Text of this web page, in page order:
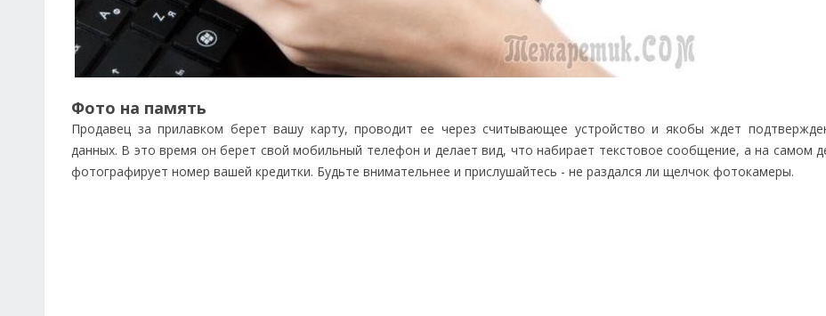
Фото на память
Продавец за прилавком берет вашу карту, проводит ее через считывающее устройство и якобы ждет
данных. В это время он берет свой мобильный телефон и делает вид, что набирает текстовое сообщение, а на самом
фотографирует номер вашей кредитки. Будьте внимательнее и прислушайтесь - не раздался ли щелчок фотокамеры.